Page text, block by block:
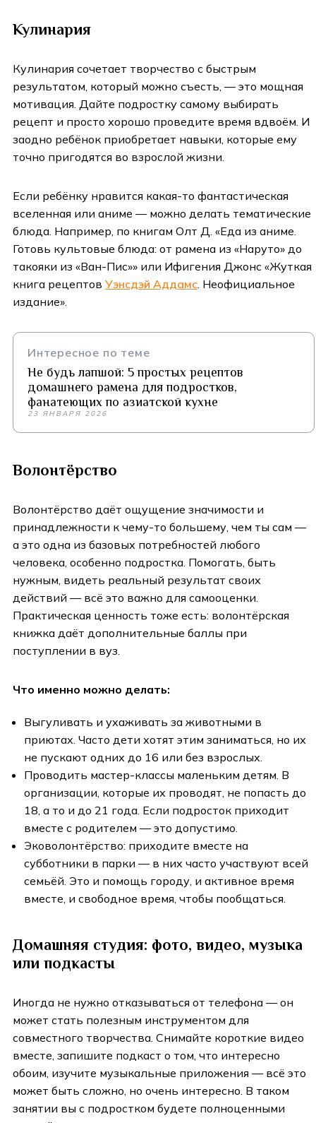
Кулинария
Кулинария сочетает творчество с быстрым
результатом, который можно съесть, — это мощная
мотивация. Дайте подростку самому выбирать
рецепт и просто хорошо проведите время вдвоём. И
заодно ребёнок приобретает навыки, которые ему
точно пригодятся во взрослой жизни.
Если ребёнку нравится какая-то фантастическая
вселенная или аниме — можно делать тематические
блюда. Например, по книгам Олт Д. «Еда из аниме.
Готовь культовые блюда: от рамена из «Наруто» до
такояки из «Ван-Пис»» или Ифигения Джонс «Жуткая
книга рецептов Уэнсдэй Аддамс . Неофициальное
издание».
Интересное по теме
Не будь лапшой: 5 простых рецептов
домашнего рамена для подростков,
фанатеющих по азиатской кухне
23 ЯНВАРЯ 2026
Волонтёрство
Волонтёрство даёт ощущение значимости и
принадлежности к чему-то большему, чем ты сам —
а это одна из базовых потребностей любого
человека, особенно подростка. Помогать, быть
нужным, видеть реальный результат своих
действий — всё это важно для самооценки.
Практическая ценность тоже есть: волонтёрская
книжка даёт дополнительные баллы при
поступлении в вуз.
Что именно можно делать:
Выгуливать и ухаживать за животными в
приютах. Часто дети хотят этим заниматься, но их
не пускают одних до 16 или без взрослых.
Проводить мастер-классы маленьким детям. В
организации, которые их проводят, не попасть до
18, а то и до 21 года. Если подросток приходит
вместе с родителем — это допустимо.
Эковолонтёрство: приходите вместе на
субботники в парки — в них часто участвуют всей
семьёй. Это и помощь городу, и активное время
вместе, и свободное время, чтобы пообщаться.
Домашняя студия: фото, видео, музыка
или подкасты
Иногда не нужно отказываться от телефона — он
может стать полезным инструментом для
совместного творчества. Снимайте короткие видео
вместе, запишите подкаст о том, что интересно
обоим, изучите музыкальные приложения — всё это
может быть сложно, но очень интересно. В таком
занятии вы с подростком будете полноценными